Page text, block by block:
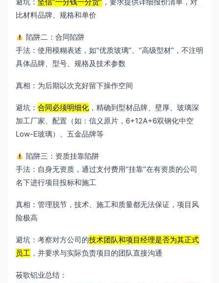
比材料品牌、规格和单价
陷阱二：合同陷阱
手法：使用模糊表述，如“优质玻璃”、“高级型材”，不注明
具体品牌、型号、规格及技术参数
真相：为后期以次充好留下操作空间
避坑： 合同必须明细化 ，精确到型材品牌、壁厚、玻璃深
加工厂家、配置（如：信义原片，6+12A+6双钢化中空
Low-E玻璃）、五金品牌等
陷阱三：资质挂靠陷阱
手法：自身无资质，通过支付费用“挂靠”在有资质的公司
名下进行项目投标和施工
真相：管理脱节，技术、施工和质量都无法保证，项目风
险极高
避坑：考察对方公司的技术团队和项目经理是否为其正式
员工 ，并要求与实际负责项目的团队直接沟通
莜歌铝业总结：